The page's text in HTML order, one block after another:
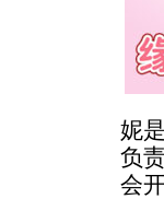
妮
负
会